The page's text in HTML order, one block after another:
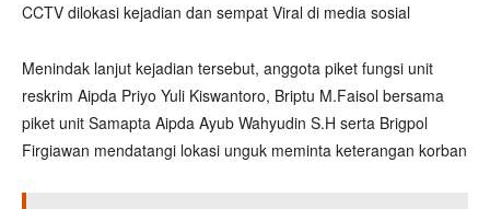
CCTV dilokasi kejadian dan sempat Viral di media sosial
Menindak lanjut kejadian tersebut, anggota piket fungsi unit
reskrim Aipda Priyo Yuli Kiswantoro, Briptu M.Faisol bersama
piket unit Samapta Aipda Ayub Wahyudin S.H serta Brigpol
Firgiawan mendatangi lokasi unguk meminta keterangan korban